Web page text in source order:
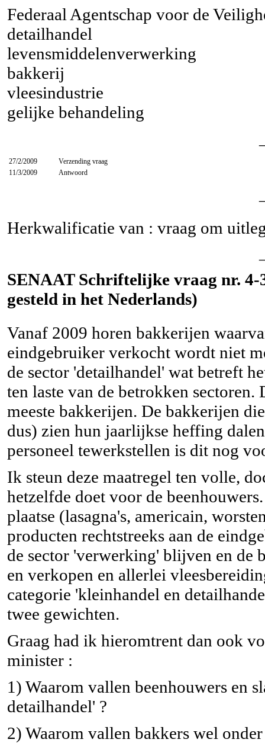
Federaal Agentschap voor de
detailhandel
levensmiddelenverwerking
bakkerij
vleesindustrie
gelijke behandeling
27/2/2009
Verzending vraag
11/3/2009
Antwoord
Herkwalificatie van : vraag om
SENAAT Schriftelijke vraag nr.
gesteld in het Nederlands)
Vanaf 2009 horen bakkerijen
eindgebruiker verkocht wordt niet
de sector 'detailhandel' wat betreft
ten laste van de betrokken
meeste bakkerijen. De bakkerijen
dus) zien hun jaarlijkse heffing
personeel tewerkstellen is dit nog
Ik steun deze maatregel ten volle,
hetzelfde doet voor de
plaatse (lasagna's, americain,
producten rechtstreeks aan de
de sector 'verwerking' blijven en de
en verkopen en allerlei
categorie 'kleinhandel en
twee gewichten.
Graag had ik hieromtrent dan ook
minister :
1) Waarom vallen beenhouwers en
detailhandel' ?
2) Waarom vallen bakkers wel